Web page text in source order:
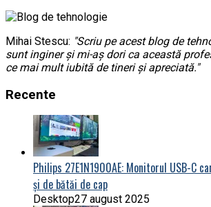
Mihai Stescu: "Scriu pe acest blog de
sunt inginer și mi-aș dori ca această
ce mai mult iubită de tineri și apreciată."
Recente
Philips 27E1N1900AE: Monitorul USB-C
și de bătăi de cap
Desktop27 august 2025